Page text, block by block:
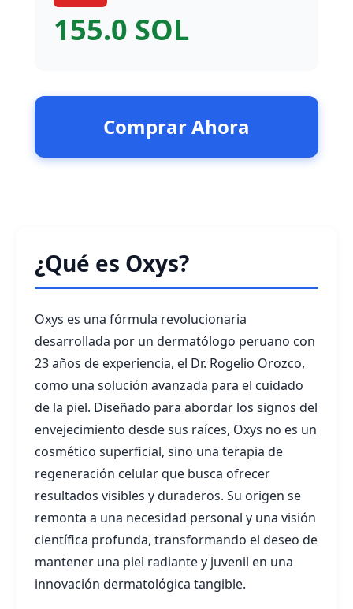
155.0 SOL
Comprar Ahora
¿Qué es Oxys?
Oxys es una fórmula revolucionaria
desarrollada por un dermatólogo peruano con
23 años de experiencia, el Dr. Rogelio Orozco,
como una solución avanzada para el cuidado
de la piel. Diseñado para abordar los signos del
envejecimiento desde sus raíces, Oxys no es un
cosmético superficial, sino una terapia de
regeneración celular que busca ofrecer
resultados visibles y duraderos. Su origen se
remonta a una necesidad personal y una visión
científica profunda, transformando el deseo de
mantener una piel radiante y juvenil en una
innovación dermatológica tangible.